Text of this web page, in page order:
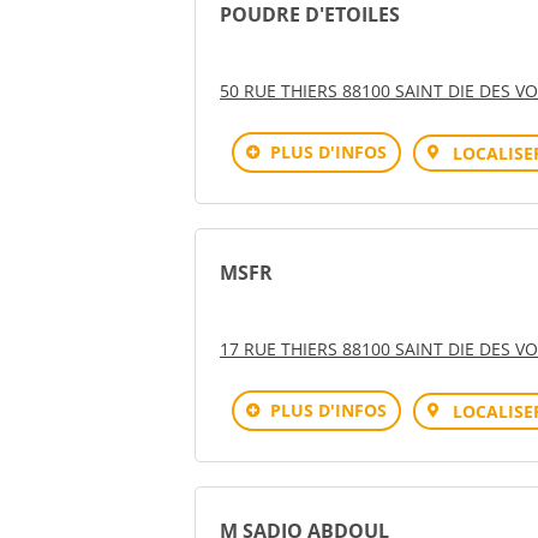
POUDRE D'ETOILES
50 RUE THIERS 88100 SAINT DIE DES
PLUS D'INFOS
MSFR
17 RUE THIERS 88100 SAINT DIE DES
PLUS D'INFOS
M SADIO ABDOUL